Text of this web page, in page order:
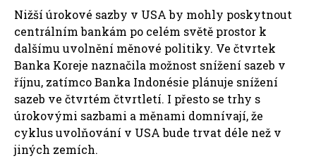
Nižší úrokové sazby v USA by mohly poskytnout
centrálním bankám po celém světě prostor k
dalšímu uvolnění měnové politiky. Ve čtvrtek
Banka Koreje naznačila možnost snížení sazeb v
říjnu, zatímco Banka Indonésie plánuje snížení
sazeb ve čtvrtém čtvrtletí. I přesto se trhy s
úrokovými sazbami a měnami domnívají, že
cyklus uvolňování v USA bude trvat déle než v
jiných zemích.